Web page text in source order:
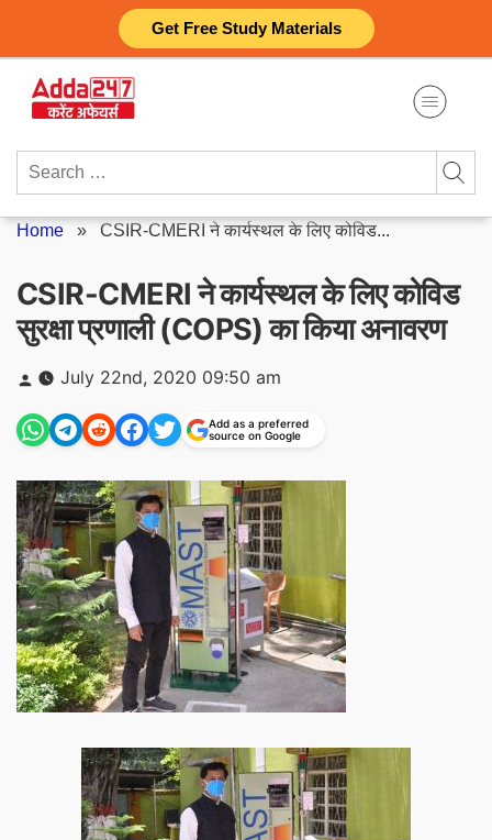
Get Free Study Materials
content
Search
Home » CSIR-CMERI ने कार्यस्थल के लिए कोविड...
CSIR-CMERI ने कार्यस्थल के लिए कोविड
सुरक्षा प्रणाली (COPS) का किया अनावरण
Posted
by
July 22nd, 2020 09:50 am
Add as a preferred
source on Google